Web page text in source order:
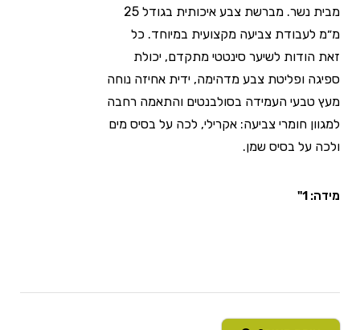
מבית נשר. מברשת צבע איכותית בגודל 25
מ״מ לעבודת צביעה מקצועית במיוחד. כל
זאת הודות לשיער סינטטי מתקדם, יכולת
ספיגה ופליטת צבע מדהימה, ידית אחיזה נוחה
מעץ טבעי העמידה בסולבנטים והתאמה רחבה
למגוון חומרי צביעה: אקרילי, לכה על בסיס מים
ולכה על בסיס שמן.
מידה: 1"